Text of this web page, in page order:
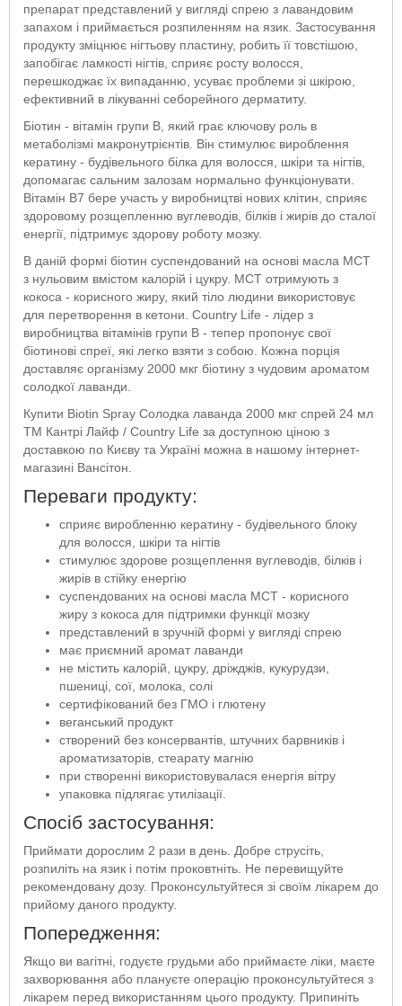
препарат представлений у вигляді спрею з лавандовим
запахом і приймається розпиленням на язик. Застосування
продукту зміцнює нігтьову пластину, робить її товстішою,
запобігає ламкості нігтів, сприяє росту волосся,
перешкоджає їх випаданню, усуває проблеми зі шкірою,
ефективний в лікуванні себорейного дерматиту.
Біотин - вітамін групи B, який грає ключову роль в
метаболізмі макронутрієнтів. Він стимулює вироблення
кератину - будівельного білка для волосся, шкіри та нігтів,
допомагає сальним залозам нормально функціонувати.
Вітамін В7 бере участь у виробництві нових клітин, сприяє
здоровому розщепленню вуглеводів, білків і жирів до сталої
енергії, підтримує здорову роботу мозку.
В даній формі біотин суспендований на основі масла МСТ
з нульовим вмістом калорій і цукру. МСТ отримують з
кокоса - корисного жиру, який тіло людини використовує
для перетворення в кетони. Country Life - лідер з
виробництва вітамінів групи B - тепер пропонує свої
біотинові спреї, які легко взяти з собою. Кожна порція
доставляє організму 2000 мкг біотину з чудовим ароматом
солодкої лаванди.
Купити Biotin Spray Cолодка лаванда 2000 мкг спрей 24 мл
ТМ Кантрі Лайф / Country Life за доступною ціною з
доставкою по Києву та Україні можна в нашому інтернет-
магазині Вансітон.
Переваги продукту:
сприяє виробленню кератину - будівельного блоку
для волосся, шкіри та нігтів
стимулює здорове розщеплення вуглеводів, білків і
жирів в стійку енергію
суспендованих на основі масла MCT - корисного
жиру з кокоса для підтримки функції мозку
представлений в зручній формі у вигляді спрею
має приємний аромат лаванди
не містить калорій, цукру, дріжджів, кукурудзи,
пшениці, сої, молока, солі
сертифікований без ГМО і глютену
веганський продукт
створений без консервантів, штучних барвників і
ароматизаторів, стеарату магнію
при створенні використовувалася енергія вітру
упаковка підлягає утилізації.
Спосіб застосування:
Приймати дорослим 2 рази в день. Добре струсіть,
розпиліть на язик і потім проковтніть. Не перевищуйте
рекомендовану дозу. Проконсультуйтеся зі своїм лікарем до
прийому даного продукту.
Попередження:
Якщо ви вагітні, годуєте грудьми або приймаєте ліки, маєте
захворювання або плануєте операцію проконсультуйтеся з
лікарем перед використанням цього продукту. Припиніть